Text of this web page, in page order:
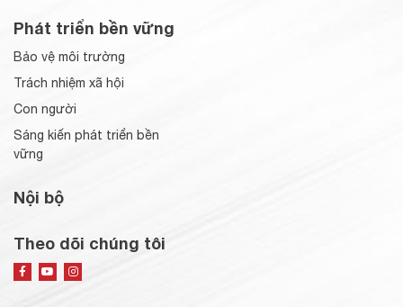
Phát triển bền vững
Bảo vệ môi trường
Trách nhiệm xã hội
Con người
Sáng kiến phát triển bền
vững
Nội bộ
Theo dõi chúng tôi